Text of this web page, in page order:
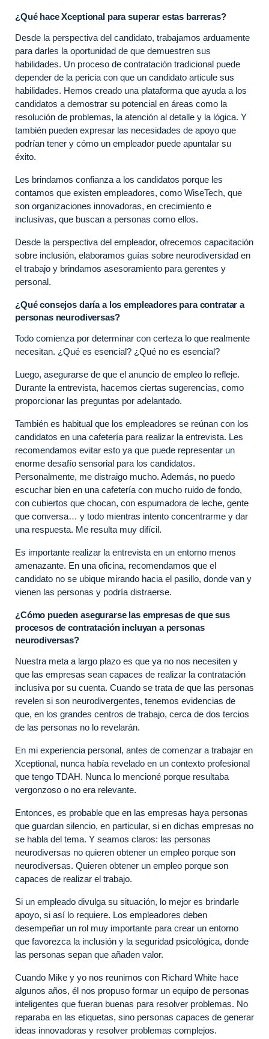
¿Qué hace Xceptional para superar estas barreras?
Desde la perspectiva del candidato, trabajamos arduamente
para darles la oportunidad de que demuestren sus
habilidades. Un proceso de contratación tradicional puede
depender de la pericia con que un candidato articule sus
habilidades. Hemos creado una plataforma que ayuda a los
candidatos a demostrar su potencial en áreas como la
resolución de problemas, la atención al detalle y la lógica. Y
también pueden expresar las necesidades de apoyo que
podrían tener y cómo un empleador puede apuntalar su
éxito.
Les brindamos confianza a los candidatos porque les
contamos que existen empleadores, como WiseTech, que
son organizaciones innovadoras, en crecimiento e
inclusivas, que buscan a personas como ellos.
Desde la perspectiva del empleador, ofrecemos capacitación
sobre inclusión, elaboramos guías sobre neurodiversidad en
el trabajo y brindamos asesoramiento para gerentes y
personal.
¿Qué consejos daría a los empleadores para contratar a
personas neurodiversas?
Todo comienza por determinar con certeza lo que realmente
necesitan. ¿Qué es esencial? ¿Qué no es esencial?
Luego, asegurarse de que el anuncio de empleo lo refleje.
Durante la entrevista, hacemos ciertas sugerencias, como
proporcionar las preguntas por adelantado.
También es habitual que los empleadores se reúnan con los
candidatos en una cafetería para realizar la entrevista. Les
recomendamos evitar esto ya que puede representar un
enorme desafío sensorial para los candidatos.
Personalmente, me distraigo mucho. Además, no puedo
escuchar bien en una cafetería con mucho ruido de fondo,
con cubiertos que chocan, con espumadora de leche, gente
que conversa… y todo mientras intento concentrarme y dar
una respuesta. Me resulta muy difícil.
Es importante realizar la entrevista en un entorno menos
amenazante. En una oficina, recomendamos que el
candidato no se ubique mirando hacia el pasillo, donde van y
vienen las personas y podría distraerse.
¿Cómo pueden asegurarse las empresas de que sus
procesos de contratación incluyan a personas
neurodiversas?
Nuestra meta a largo plazo es que ya no nos necesiten y
que las empresas sean capaces de realizar la contratación
inclusiva por su cuenta. Cuando se trata de que las personas
revelen si son neurodivergentes, tenemos evidencias de
que, en los grandes centros de trabajo, cerca de dos tercios
de las personas no lo revelarán.
En mi experiencia personal, antes de comenzar a trabajar en
Xceptional, nunca había revelado en un contexto profesional
que tengo TDAH. Nunca lo mencioné porque resultaba
vergonzoso o no era relevante.
Entonces, es probable que en las empresas haya personas
que guardan silencio, en particular, si en dichas empresas no
se habla del tema. Y seamos claros: las personas
neurodiversas no quieren obtener un empleo porque son
neurodiversas. Quieren obtener un empleo porque son
capaces de realizar el trabajo.
Si un empleado divulga su situación, lo mejor es brindarle
apoyo, si así lo requiere. Los empleadores deben
desempeñar un rol muy importante para crear un entorno
que favorezca la inclusión y la seguridad psicológica, donde
las personas sepan que añaden valor.
Cuando Mike y yo nos reunimos con Richard White hace
algunos años, él nos propuso formar un equipo de personas
inteligentes que fueran buenas para resolver problemas. No
reparaba en las etiquetas, sino personas capaces de generar
ideas innovadoras y resolver problemas complejos.